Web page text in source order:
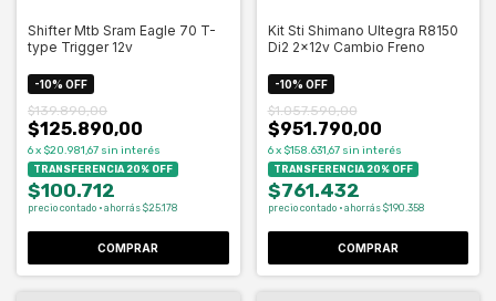
Shifter Mtb Sram Eagle 70 T-
type Trigger 12v
-10% OFF
$125.890,00
$139.890,00
6x $20.981,67 sin interés
TRANSFERENCIA 20% OFF
$100.712
precio contado · ahorrás $25.178
COMPRAR
Kit Sti Shimano Ultegra R8150
Di2 2x12v Cambio Freno
-10% OFF
$951.790,00
$1.057.590,00
6 x $158.631,67 sin interés
TRANSFERENCIA 20% OFF
$761.432
precio contado · ahorrás $190.358
COMPRAR